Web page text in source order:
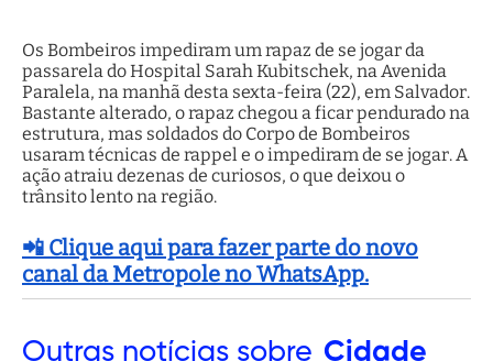
Os Bombeiros impediram um rapaz de se jogar da
passarela do Hospital Sarah Kubitschek, na Avenida
Paralela, na manhã desta sexta-feira (22), em Salvador.
Bastante alterado, o rapaz chegou a ficar pendurado na
estrutura, mas soldados do Corpo de Bombeiros
usaram técnicas de rappel e o impediram de se jogar. A
ação atraiu dezenas de curiosos, o que deixou o
trânsito lento na região.
📲 Clique aqui para fazer parte do novo
canal da Metropole no WhatsApp.
Outras notícias sobre Cidade